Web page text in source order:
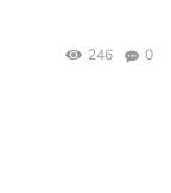
0
246